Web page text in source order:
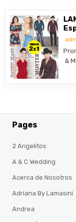
&
Pages
2 Angelitos
A & C Wedding
Acerca de Nosotros
Adriana By Lamasini
Andrea